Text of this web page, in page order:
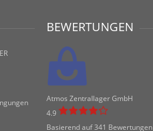
BEWERTUNGEN
Atmos Zentrallager GmbH
4.9
Basierend auf 341 Bewertungen